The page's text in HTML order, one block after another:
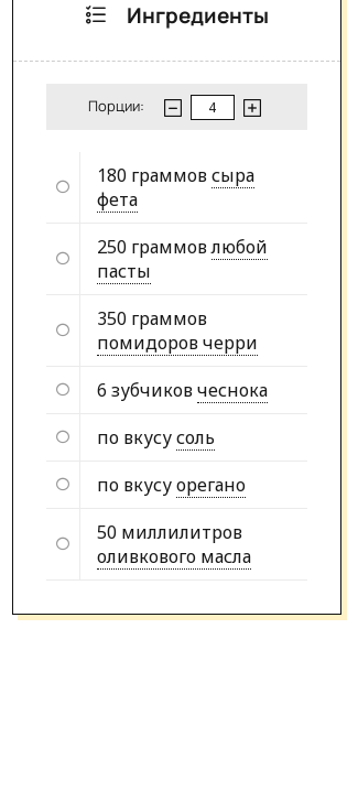
Ингредиенты
Порции:
180 граммовсыра
фета
250 граммовлюбой
пасты
350 граммов
помидоров черри
6 зубчиковчеснока
по вкусусоль
по вкусуорегано
50 миллилитров
оливкового масла